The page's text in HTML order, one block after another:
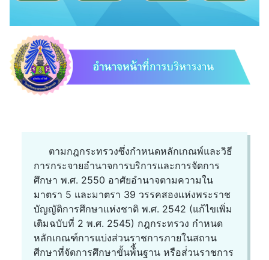
ตามกฎกระทรวงซึ่งกำหนดหลักเกณพ์และวิธี
การกระจายอำนาจการบริการและการจัดการ
ศึกษา พ.ศ. 2550 อาศัยอำนาจตามความใน
มาตรา 5 และมาตรา 39 วรรคสองแห่งพระราช
บัญญัติการศึกษาแห่งชาติ พ.ศ. 2542 (แก้ไขเพิ่ม
เติมฉบับที่ 2 พ.ศ. 2545) กฎกระทรวง กำหนด
หลักเกณฑ์การแบ่งส่วนราชการภายในสถาน
ศีกษาที่จัดการศึกษาขั้นพ้ื้นฐาน หรือส่่วนราชการ